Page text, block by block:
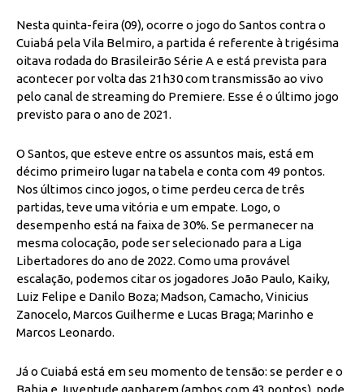
Nesta quinta-feira (09), ocorre o jogo do Santos contra o
Cuiabá pela Vila Belmiro, a partida é referente à trigésima
oitava rodada do Brasileirão Série A e está prevista para
acontecer por volta das 21h30 com transmissão ao vivo
pelo canal de streaming do Premiere. Esse é o último jogo
previsto para o ano de 2021.
O Santos, que esteve entre os assuntos mais, está em
décimo primeiro lugar na tabela e conta com 49 pontos.
Nos últimos cinco jogos, o time perdeu cerca de três
partidas, teve uma vitória e um empate. Logo, o
desempenho está na faixa de 30%. Se permanecer na
mesma colocação, pode ser selecionado para a Liga
Libertadores do ano de 2022. Como uma provável
escalação, podemos citar os jogadores João Paulo, Kaiky,
Luiz Felipe e Danilo Boza; Madson, Camacho, Vinicius
Zanocelo, Marcos Guilherme e Lucas Braga; Marinho e
Marcos Leonardo.
Já o Cuiabá está em seu momento de tensão: se perder e o
Bahia e Juventude ganharem (ambos com 43 pontos), pode